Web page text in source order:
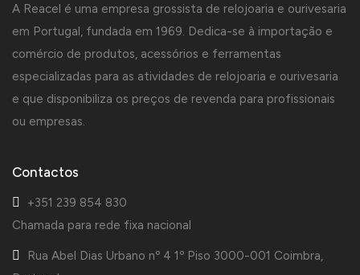
A Reacel é uma empresa grossista de relojoaria e ourivesaria
em Portugal, fundada em 1969. Dedica-se à importação e
comércio de produtos, acessórios e ferramentas
especializadas para as atividades de relojoaria e ourivesaria
e que disponibiliza os preços de revenda para profissionais
ou empresas.
Contactos
+351 239 854 830
Chamada para rede fixa nacional
Rua Abel Dias Urbano nº 4 1º Piso 3000-001 Coimbra,